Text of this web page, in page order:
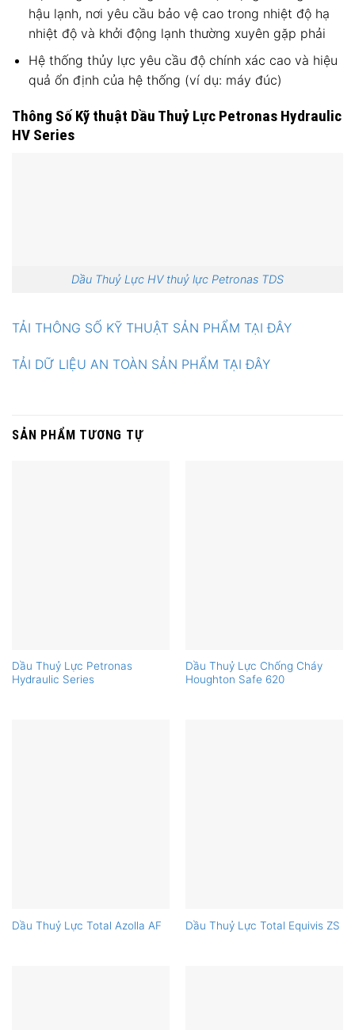
hậu lạnh, nơi yêu cầu bảo vệ cao trong nhiệt độ hạ
nhiệt độ và khởi động lạnh thường xuyên gặp phải
Hệ thống thủy lực yêu cầu độ chính xác cao và hiệu
quả ổn định của hệ thống (ví dụ: máy đúc)
Thông Số Kỹ thuật Dầu Thuỷ Lực Petronas Hydraulic
HV Series
Dầu Thuỷ Lực HV thuỷ lực Petronas TDS
TẢI THÔNG SỐ KỸ THUẬT SẢN PHẨM TẠI ĐÂY
TẢI DỮ LIỆU AN TOÀN SẢN PHẨM TẠI ĐÂY
SẢN PHẨM TƯƠNG TỰ
Dầu Thuỷ Lực Petronas
Hydraulic Series
Dầu Thuỷ Lực Chống Cháy
Houghton Safe 620
Dầu Thuỷ Lực Total Azolla AF Dầu Thuỷ Lực Total Equivis ZS